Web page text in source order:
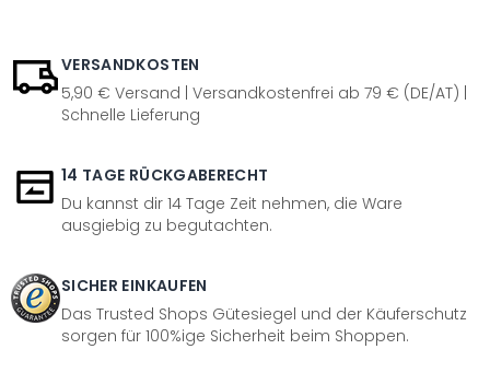
VERSANDKOSTEN
5,90 € Versand | Versandkostenfrei ab 79 € (DE/AT) |
Schnelle Lieferung
14 TAGE RÜCKGABERECHT
Du kannst dir 14 Tage Zeit nehmen, die Ware
ausgiebig zu begutachten.
SICHER EINKAUFEN
Das Trusted Shops Gütesiegel und der Käuferschutz
sorgen für 100%ige Sicherheit beim Shoppen.